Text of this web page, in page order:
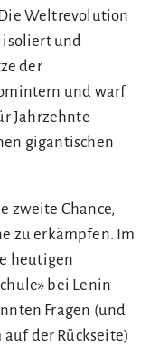
Weltrevolution
isoliert und
der
und warf
Jahrzehnte
gigantischen
zweite Chance,
zu erkämpfen. Im
heutigen
bei Lenin
Fragen (und
auf der Rückseite)